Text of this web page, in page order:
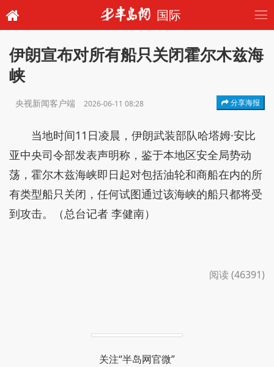
国际
伊朗宣布对所有船只关闭霍尔木兹海
峡
央视新闻客户端 2026-06-11 08:28 分享海报
当地时间11日凌晨，伊朗武装部队哈塔姆·安比
亚中央司令部发表声明称，鉴于本地区安全局势动
荡，霍尔木兹海峡即日起对包括油轮和商船在内的所
有类型船只关闭，任何试图通过该海峡的船只都将受
到攻击。（总台记者 李健南）
阅读 (46391)
关注“半岛网官微”